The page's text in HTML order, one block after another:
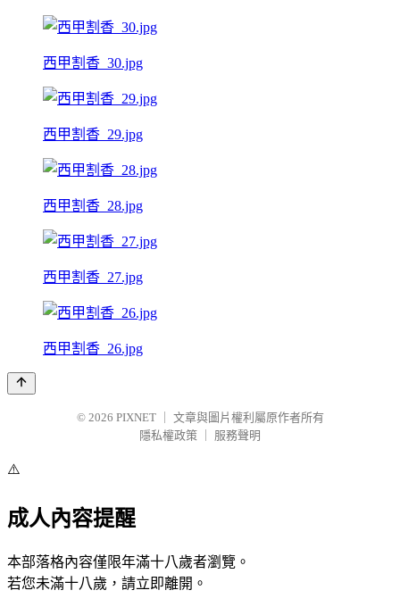
西甲割香_30.jpg
西甲割香_29.jpg
西甲割香_28.jpg
西甲割香_27.jpg
西甲割香_26.jpg
© 2026 PIXNET
文章與圖片權利屬原作者所有
隱私權政策
服務聲明
⚠️
成人內容提醒
本部落格內容僅限年滿十八歲者瀏覽。
若您未滿十八歲，請立即離開。